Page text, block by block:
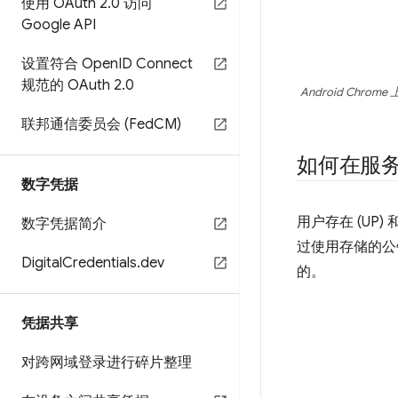
使用 OAuth 2.0 访问
Google API
设置符合 OpenID Connect
规范的 OAuth 2.0
联邦通信委员会 (FedCM)
数字凭据
数字凭据简介
DigitalCredentials.dev
凭据共享
对跨网域登录进行碎片整理
Android Chrome
如何在服
用户存在 (UP)
过使用存储的
的。